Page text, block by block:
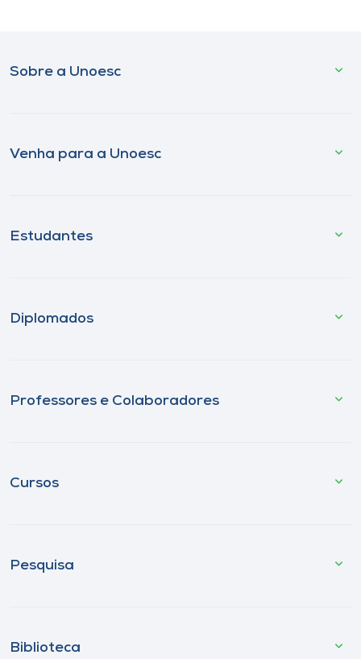
Sobre a Unoesc
Venha para a Unoesc
Estudantes
Diplomados
Professores e Colaboradores
Cursos
Pesquisa
Biblioteca